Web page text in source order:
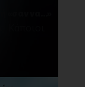
Κάποιοι